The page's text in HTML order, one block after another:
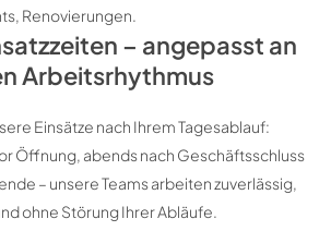
Renovierungen.
– angepasst an
Arbeitsrhythmus
Einsätze nach Ihrem Tagesablauf:
Öffnung, abends nach Geschäftsschluss
– unsere Teams arbeiten zuverlässig,
ohne Störung Ihrer Abläufe.